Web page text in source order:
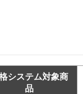
システム対象商
品